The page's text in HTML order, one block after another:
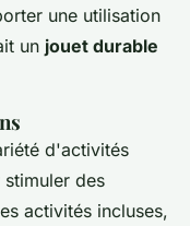
une utilisation
un jouet durable
d'activités
des
activités incluses,